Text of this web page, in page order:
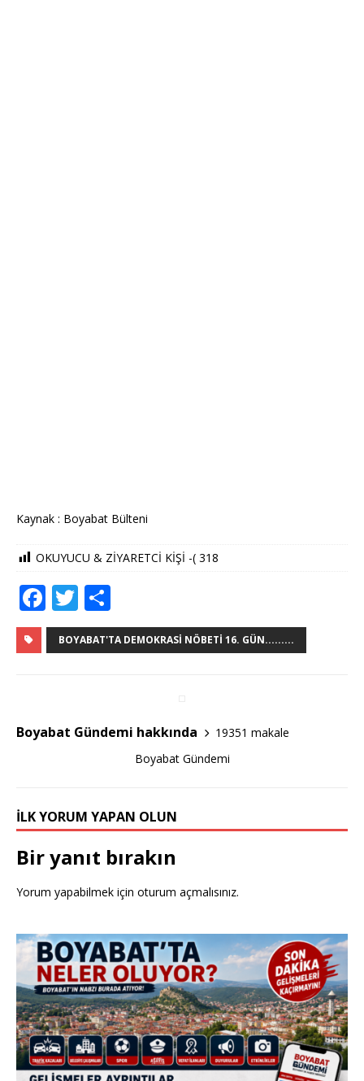
Kaynak : Boyabat Bülteni
OKUYUCU & ZİYARETCİ KİŞİ -( 318
F
a
c
o
T
w
it
h
ar
BOYABAT'TA DEMOKRASI NÖBETI 16. GÜN.........
Boyabat Gündemi hakkında
19351 makale
Boyabat Gündemi
İLK YORUM YAPAN OLUN
Bir yanıt bırakın
Yorum yapabilmek için oturum açmalısınız.